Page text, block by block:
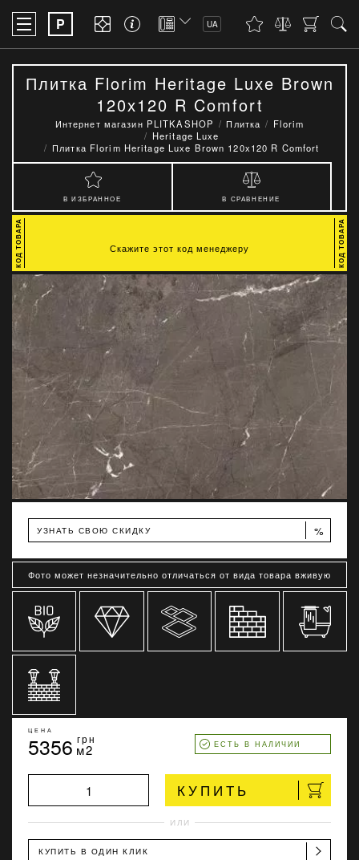
P UA
Плитка Florim Heritage Luхe Brown
120х120 R Comfort
Интернет магазин PLITKASHOP Плитка
Florim
Heritage Luxe
Плитка Florim Heritage Luхe Brown 120х120 R Comfort
В ИЗБРАННОЕ В СРАВНЕНИЕ
УЗНАТЬ СВОЮ СКИДКУ %
Фото может незначительно отличаться от вида товара вживую
ЦЕНА
5356 грн
м2 ЕСТЬ В НАЛИЧИИ
КУПИТЬ
ИЛИ
КУПИТЬ В ОДИН КЛИК
Скажите этот код менеджеру